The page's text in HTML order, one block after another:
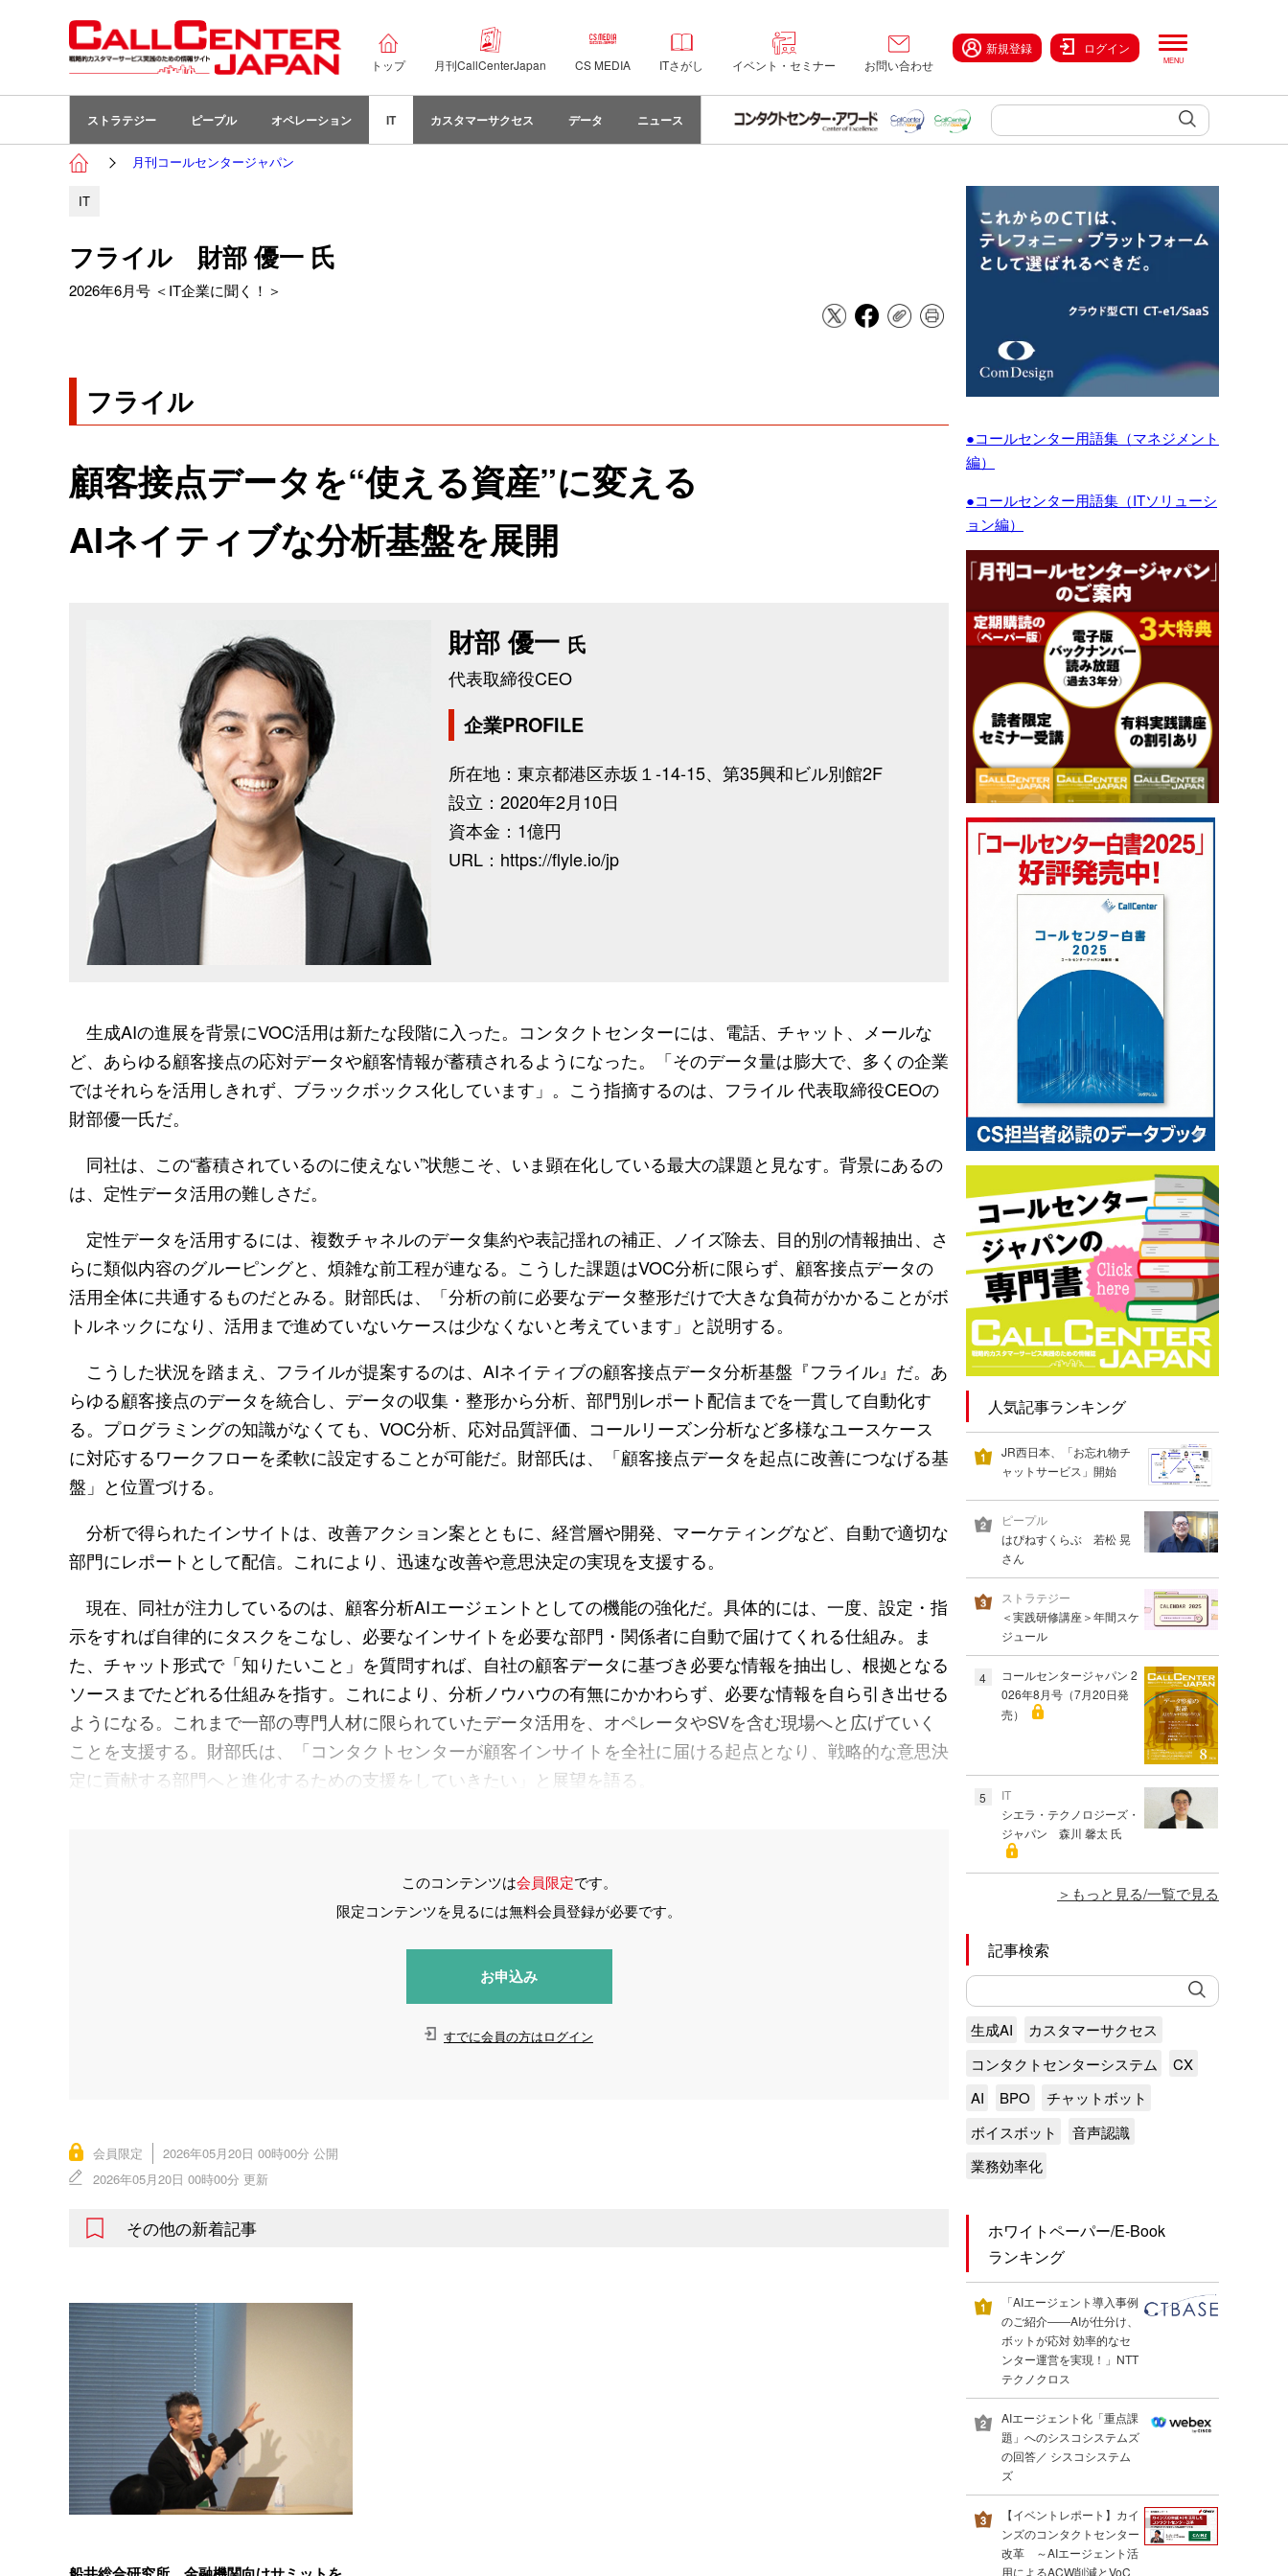
トップ 月刊CallCenterJapan CS MEDIA ITさがし イベント・セミナー お問い合わせ
新規登録 ログイン
ストラテジー ピープル オペレーション IT カスタマーサクセス データ ニュース
月刊コールセンタージャパン
IT
フライル 財部 優一 氏
2026年6月号 ＜IT企業に聞く！＞
フライル
顧客接点データを“使える資産”に変える
AIネイティブな分析基盤を展開
財部 優一 氏
代表取締役CEO
企業PROFILE
所在地：東京都港区赤坂１-14-15、第35興和ビル別館2F
設立：2020年2月10日
資本金：1億円
URL：https://flyle.io/jp
生成AIの進展を背景にVOC活用は新たな段階に入った。コンタクトセンターには、電話、チャット、メールな
ど、あらゆる顧客接点の応対データや顧客情報が蓄積されるようになった。「そのデータ量は膨大で、多くの企業
ではそれらを活用しきれず、ブラックボックス化しています」。こう指摘するのは、フライル 代表取締役CEOの
財部優一氏だ。
同社は、この“蓄積されているのに使えない”状態こそ、いま顕在化している最大の課題と見なす。背景にあるの
は、定性データ活用の難しさだ。
定性データを活用するには、複数チャネルのデータ集約や表記揺れの補正、ノイズ除去、目的別の情報抽出、さ
らに類似内容のグルーピングと、煩雑な前工程が連なる。こうした課題はVOC分析に限らず、顧客接点データの
活用全体に共通するものだとみる。財部氏は、「分析の前に必要なデータ整形だけで大きな負荷がかかることがボ
トルネックになり、活用まで進めていないケースは少なくないと考えています」と説明する。
こうした状況を踏まえ、フライルが提案するのは、AIネイティブの顧客接点データ分析基盤『フライル』だ。あ
らゆる顧客接点のデータを統合し、データの収集・整形から分析、部門別レポート配信までを一貫して自動化す
る。プログラミングの知識がなくても、VOC分析、応対品質評価、コールリーズン分析など多様なユースケース
に対応するワークフローを柔軟に設定することが可能だ。財部氏は、「顧客接点データを起点に改善につなげる基
盤」と位置づける。
分析で得られたインサイトは、改善アクション案とともに、経営層や開発、マーケティングなど、自動で適切な
部門にレポートとして配信。これにより、迅速な改善や意思決定の実現を支援する。
現在、同社が注力しているのは、顧客分析AIエージェントとしての機能の強化だ。具体的には、一度、設定・指
示をすれば自律的にタスクをこなし、必要なインサイトを必要な部門・関係者に自動で届けてくれる仕組み。ま
た、チャット形式で「知りたいこと」を質問すれば、自社の顧客データに基づき必要な情報を抽出し、根拠となる
ソースまでたどれる仕組みを指す。これにより、分析ノウハウの有無にかかわらず、必要な情報を自ら引き出せる
ようになる。これまで一部の専門人材に限られていたデータ活用を、オペレータやSVを含む現場へと広げていく
ことを支援する。財部氏は、「コンタクトセンターが顧客インサイトを全社に届ける起点となり、戦略的な意思決
定に貢献する部門へと進化するための支援をしていきたい」と展望を語る。
このコンテンツは会員限定です。
限定コンテンツを見るには無料会員登録が必要です。
お申込み
すでに会員の方はログイン
会員限定
2026年05月20日 00時00分 公開
2026年05月20日 00時00分 更新
その他の新着記事
●コールセンター用語集（マネジメント
編）
●コールセンター用語集（ITソリューシ
ョン編）
人気記事ランキング
JR西日本、「お忘れ物チ
ャットサービス」開始
ピープル
はぴねすくらぶ 若松 晃
さん
ストラテジー
＜実践研修講座＞年間スケ
ジュール
4
コールセンタージャパン 2
026年8月号（7月20日発
売）
5
IT
シエラ・テクノロジーズ・
ジャパン 森川 馨太 氏
もっと見る/一覧で見る
記事検索
生成AI
カスタマーサクセス
コンタクトセンターシステム
CX
AI
BPO
チャットボット
ボイスボット
音声認識
業務効率化
ホワイトペーパー/E-Book
ランキング
「AIエージェント導入事例
のご紹介――AIが仕分け、
ボットが応対 効率的なセ
ンター運営を実現！」NTT
テクノクロス
AIエージェント化「重点課
題」へのシスコシステムズ
の回答／ シスコシステム
ズ
【イベントレポート】カイ
ンズのコンタクトセンター
改革 ～AIエージェント活
用によるACW削減とVoC